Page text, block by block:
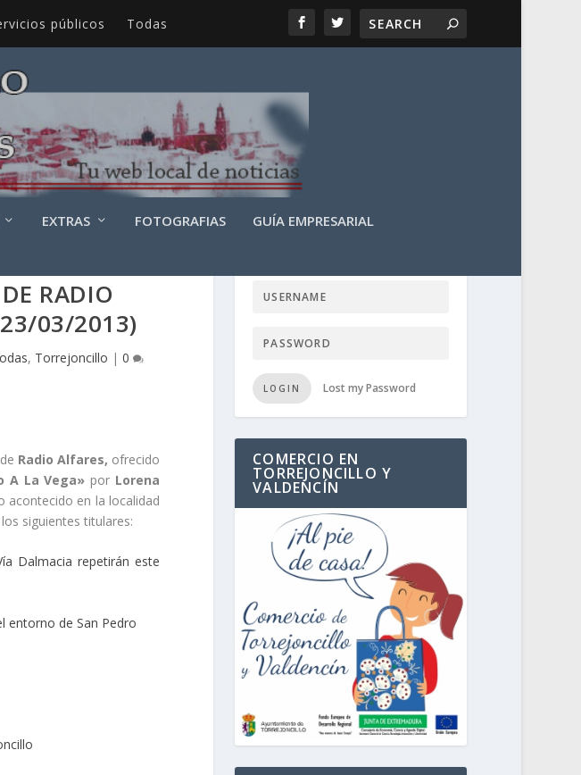
públicos Todas
EXTRAS FOTOGRAFIAS GUÍA EMPRESARIAL
RADIO
03/2013)
, Torrejoncillo |0
de Radio Alfares, ofrecido
A La Vega» por Lorena
acontecido en la localidad
siguientes titulares:
Dalmacia repetirán este
entorno de San Pedro
LOGIN Lost my Password
COMERCIO EN
TORREJONCILLO Y
VALDENCÍN